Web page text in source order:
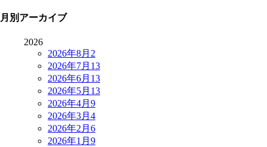
月別アーカイブ
2026
2026年8月 2
2026年7月 13
2026年6月 13
2026年5月 13
2026年4月 9
2026年3月 4
2026年2月 6
2026年1月 9